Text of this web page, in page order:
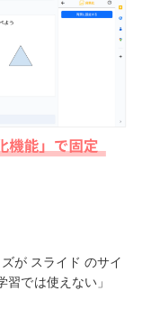
が スライド のサイ
では使えない」